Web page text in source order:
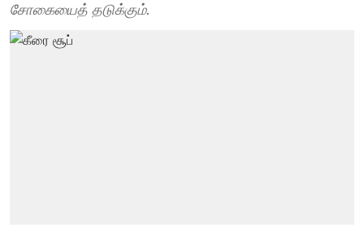
சோகையைத் தடுக்கும்.